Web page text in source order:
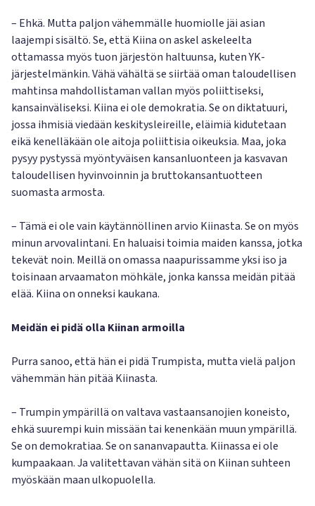
– Ehkä. Mutta paljon vähemmälle huomiolle jäi asian
laajempi sisältö. Se, että Kiina on askel askeleelta
ottamassa myös tuon järjestön haltuunsa, kuten YK-
järjestelmänkin. Vähä vähältä se siirtää oman taloudellisen
mahtinsa mahdollistaman vallan myös poliittiseksi,
kansainväliseksi. Kiina ei ole demokratia. Se on diktatuuri,
jossa ihmisiä viedään keskitysleireille, eläimiä kidutetaan
eikä kenelläkään ole aitoja poliittisia oikeuksia. Maa, joka
pysyy pystyssä myöntyväisen kansanluonteen ja kasvavan
taloudellisen hyvinvoinnin ja bruttokansantuotteen
suomasta armosta.
– Tämä ei ole vain käytännöllinen arvio Kiinasta. Se on myös
minun arvovalintani. En haluaisi toimia maiden kanssa, jotka
tekevät noin. Meillä on omassa naapurissamme yksi iso ja
toisinaan arvaamaton möhkäle, jonka kanssa meidän pitää
elää. Kiina on onneksi kaukana.
Meidän ei pidä olla Kiinan armoilla
Purra sanoo, että hän ei pidä Trumpista, mutta vielä paljon
vähemmän hän pitää Kiinasta.
– Trumpin ympärillä on valtava vastaansanojien koneisto,
ehkä suurempi kuin missään tai kenenkään muun ympärillä.
Se on demokratiaa. Se on sananvapautta. Kiinassa ei ole
kumpaakaan. Ja valitettavan vähän sitä on Kiinan suhteen
myöskään maan ulkopuolella.